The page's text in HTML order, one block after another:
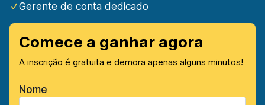
Gerente de conta dedicado
Comece a ganhar agora
A inscrição é gratuita e demora apenas alguns minutos!
Nome